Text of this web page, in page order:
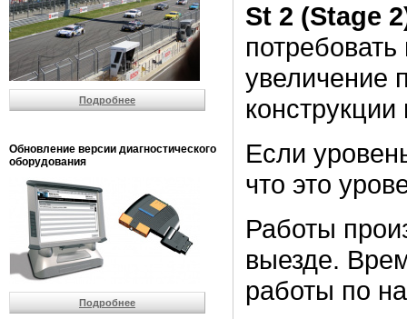
Подробнее
Обновление версии диагностического
оборудования
Подробнее
St 2 (Stage
увеличение
Если
что это
Работы
выезде.
работы по